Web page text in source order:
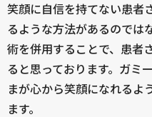
笑顔に自信を持てない患者
るような方法があるのでは
術を併用することで、患者
ると思っております。ガミ
まが心から笑顔になれるよ
ます。